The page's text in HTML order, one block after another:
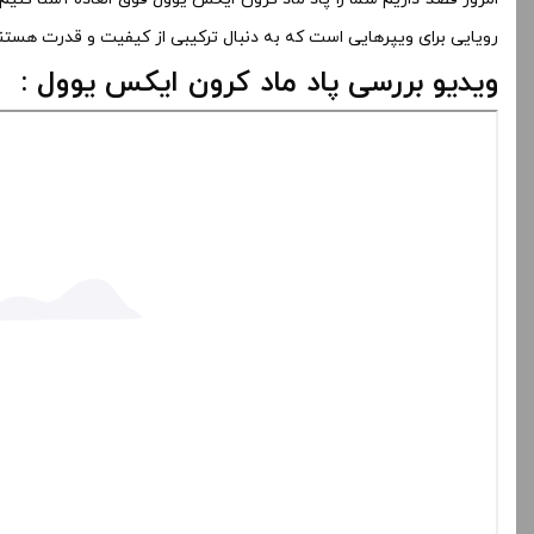
رویایی برای ویپرهایی است که به دنبال ترکیبی از کیفیت و قدرت
ویدیو بررسی پاد ماد کرون ایکس یوول :